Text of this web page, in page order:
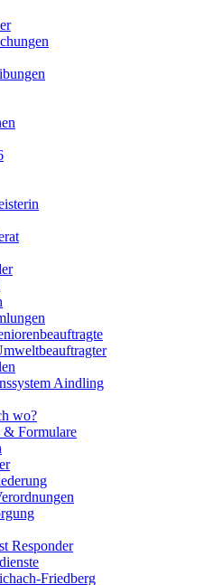
Aindling
wo?
& Formulare
Responder
Friedberg